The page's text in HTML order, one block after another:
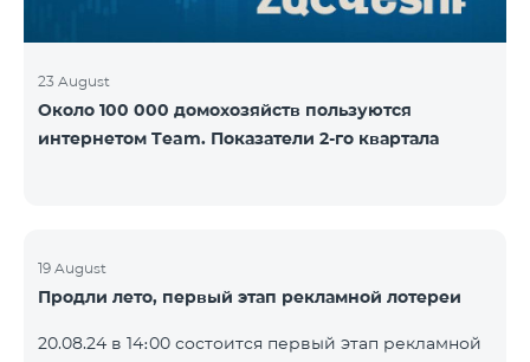
23 August
Около 100 000 домохозяйств пользуются
интернетом Team. Показатели 2-го квартала
19 August
Продли лето, первый этап рекламной лотереи
20.08.24 в 14։00 состоится первый этап рекламной